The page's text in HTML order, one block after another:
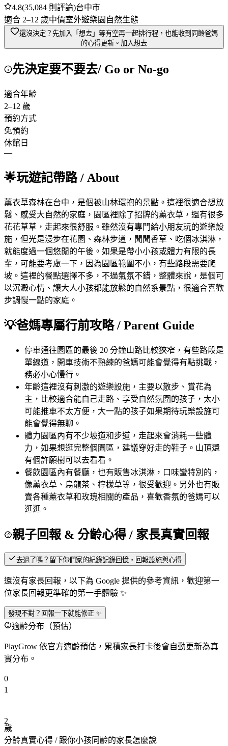
4.8(35,084 則評論)台中市
適合 2–12 歲中價室外遊樂園 自然生態
還沒決定？先加入「想去」 等有空再一起排行程，也能收到同齡爸媽
的心得更新。 加入想去
先決定要不要去/ Go or No-go
適合年齡
2–12 歲
預約方式
免預約
休館日
—
🌟玩遊記帶路/ About
薰衣草森林在台中，是個被山林環抱的景點。這裡很適合想放
鬆、感受大自然的家庭，園區裡除了招牌的薰衣草，還有很多
花花草草，走起來很舒服。雖然沒有專門給小朋友玩的遊樂設
施，但光是漫步在花園、森林步道，聞聞香草、吃個冰淇淋，
就能度過一個悠閒的午後。如果是帶小小孩或體力有限的長
輩，可能要考慮一下，因為園區範圍不小，有些路段需要爬
坡。這裡的餐點選擇不多，不過氣氛不錯，整體來說，是個可
以沉澱心情、讓大人小孩都能放鬆的自然系景點，很適合喜歡
步調慢一點的家庭。
💡爸媽專屬行前攻略 / Parent Guide
停車通往園區的最後 20 分鐘山路比較狹窄，有些路段是
單線道，開車技術不熟練的爸媽可能會覺得有點挑戰，
務必小心慢行。
年齡這裡沒有刺激的遊樂設施，主要以散步、賞花為
主，比較適合能自己走路、享受自然氛圍的孩子，太小
可能推車不太方便，大一點的孩子如果期待玩樂設施可
能會覺得無聊。
體力 園區內有不少坡道和步道，走起來會消耗一些體
力，如果想逛完整個園區，建議穿好走的鞋子。山頂還
有個許願樹可以去看看。
餐飲園區內有餐廳，也有販售冰淇淋，口味蠻特別的，
像薰衣草、烏龍茶、檸檬草等，很受歡迎。另外也有販
賣各種薰衣草和玫瑰相關的產品，喜歡香氛的爸媽可以
逛逛。
親子回報 & 分齡心得 / 家長真實回報
去過了嗎？留下你們家的紀錄記錄回憶・回報設施與心得
還沒有家長回報，以下為 Google 提供的參考資訊，歡迎第一
位家長回報更準確的第一手體驗 ✨
發現不對？回報一下就能修正 ✨
適齡分布（預估）
PlayGrow 依官方適齡預估，累積家長打卡後會自動更新為真
實分布。
0
1
2
歲
分齡真實心得 / 跟你小孩同齡的家長怎麼說